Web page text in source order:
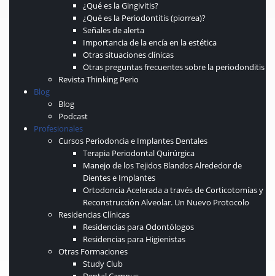
¿Qué es la Gingivitis?
¿Qué es la Periodontitis (piorrea)?
Señales de alerta
Importancia de la encía en la estética
Otras situaciones clínicas
Otras preguntas frecuentes sobre la periodonditis
Revista Thinking Perio
Blog
Blog
Podcast
Profesionales
Cursos Periodoncia e Implantes Dentales
Terapia Periodontal Quirúrgica
Manejo de los Tejidos Blandos Alrededor de
Dientes e Implantes
Ortodoncia Acelerada a través de Corticotomías y
Reconstrucción Alveolar. Un Nuevo Protocolo
Residencias Clínicas
Residencias para Odontólogos
Residencias para Higienistas
Otras Formaciones
Study Club